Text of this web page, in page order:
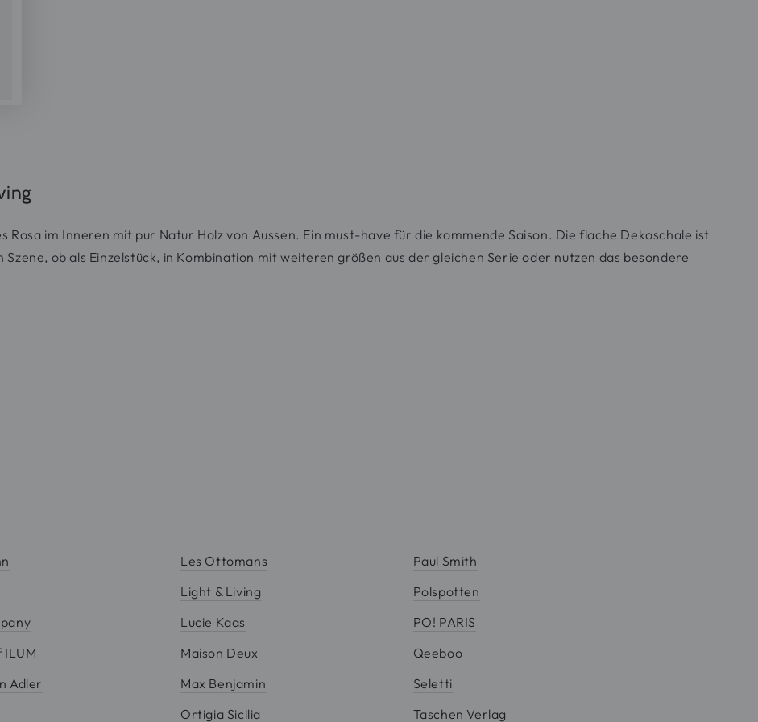
im Inneren mit pur Natur Holz von Aussen. Ein must-have für die kommende Saison. Die flache Dekoschale ist
Szene, ob als Einzelstück, in Kombination mit weiteren größen aus der gleichen Serie oder nutzen das besondere
ILUM
Adler
Les Ottomans
Light & Living
Lucie Kaas
Maison Deux
Max Benjamin
Ortigia Sicilia
Paul Smith
Polspotten
PO! PARIS
Qeeboo
Seletti
Taschen Verlag